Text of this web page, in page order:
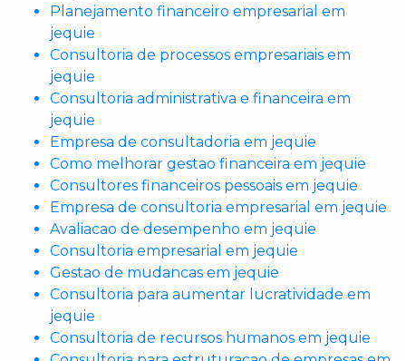
Planejamento financeiro empresarial em
jequie
Consultoria de processos empresariais em
jequie
Consultoria administrativa e financeira em
jequie
Empresa de consultadoria em jequie
Como melhorar gestao financeira em jequie
Consultores financeiros pessoais em jequie
Empresa de consultoria empresarial em jequie
Avaliacao de desempenho em jequie
Consultoria empresarial em jequie
Gestao de mudancas em jequie
Consultoria para aumentar lucratividade em
jequie
Consultoria de recursos humanos em jequie